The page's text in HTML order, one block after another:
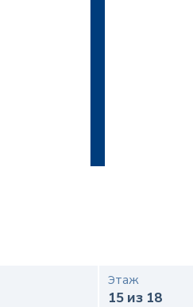
Этаж
15 из 18